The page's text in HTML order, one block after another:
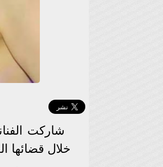
شاركت
خلال قضائها